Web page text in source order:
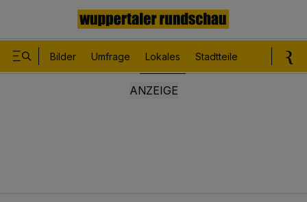
Bilder Umfrage Lokales Stadtteile